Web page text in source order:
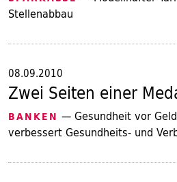
Stellenabbau
08.09.2010
Zwei Seiten einer
BANKEN — Gesundheit vor
verbessert Gesundheits- und